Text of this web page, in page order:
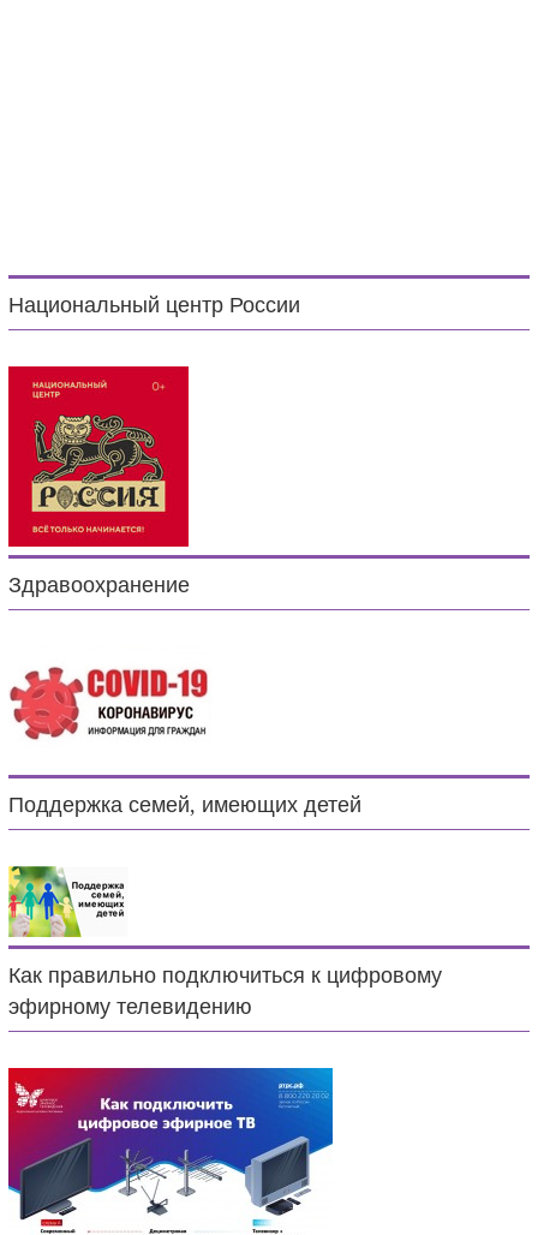
Национальный центр России
Здравоохранение
Поддержка семей, имеющих детей
Как правильно подключиться к цифровому
эфирному телевидению